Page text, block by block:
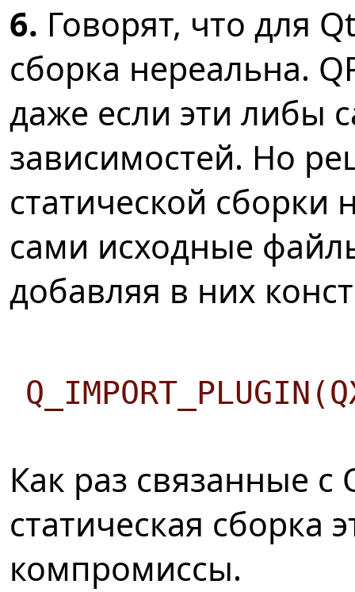
6. Говорят, что для
сборка нереальна.
даже если эти либы
зависимостей. Но
статической
сами исходные
добавляя в них
Как раз связанные
статическая сборка
компромиссы.